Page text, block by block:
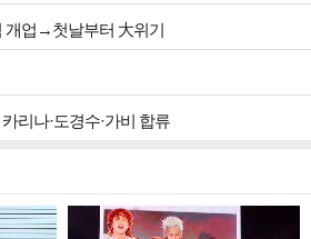
개업→첫날부터 大위기
리나·도경수·가비 합류